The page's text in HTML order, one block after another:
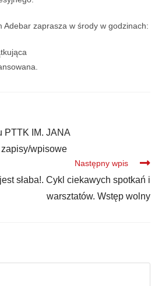
Adebar zaprasza w środy w godzinach:
PTTK IM. JANA
wpisowe
Następny wpis
słaba!. Cykl ciekawych spotkań i
warsztatów. Wstęp wolny